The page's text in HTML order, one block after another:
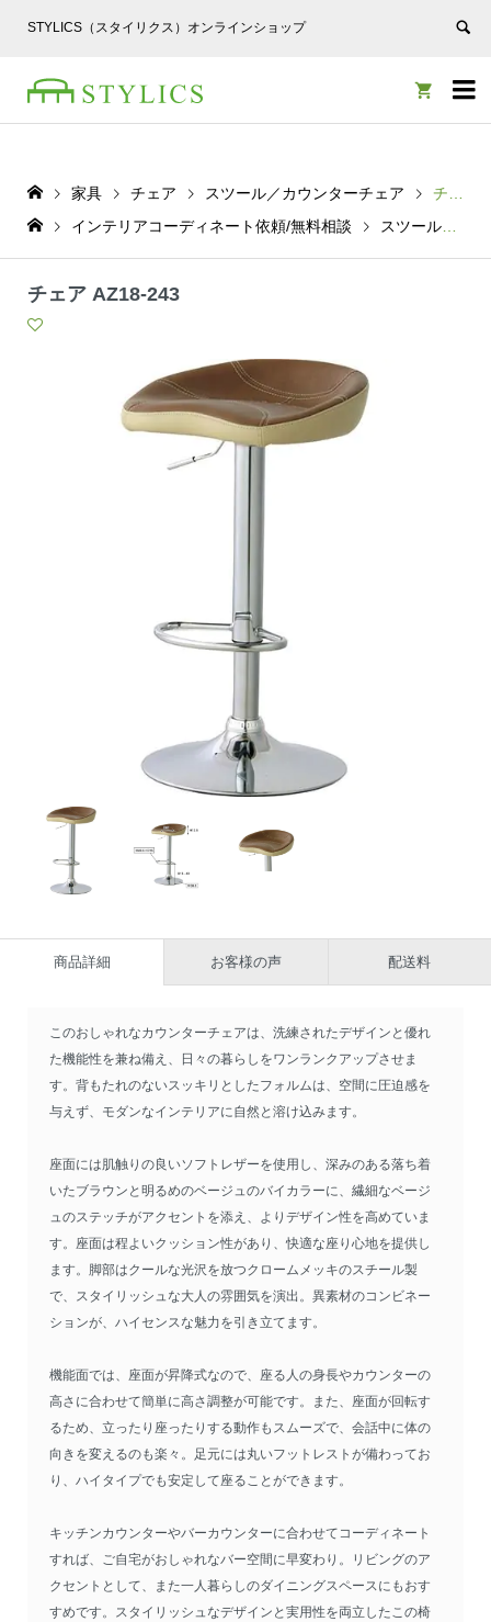
STYLICS（スタイリクス）オンラインショップ


家具 チェア スツール／カウンターチェア
チェア AZ18-243
インテリアコーディネート依頼/無料相談
スツール／カウンターチェア
チェア AZ18-243
商品詳細 お客様の声 配送料
このおしゃれなカウンターチェアは、洗練されたデザインと優れ
た機能性を兼ね備え、日々の暮らしをワンランクアップさせま
す。背もたれのないスッキリとしたフォルムは、空間に圧迫感を
与えず、モダンなインテリアに自然と溶け込みます。
座面には肌触りの良いソフトレザーを使用し、深みのある落ち着
いたブラウンと明るめのベージュのバイカラーに、繊細なベージ
ュのステッチがアクセントを添え、よりデザイン性を高めていま
す。座面は程よいクッション性があり、快適な座り心地を提供し
ます。脚部はクールな光沢を放つクロームメッキのスチール製
で、スタイリッシュな大人の雰囲気を演出。異素材のコンビネー
ションが、ハイセンスな魅力を引き立てます。
機能面では、座面が昇降式なので、座る人の身長やカウンターの
高さに合わせて簡単に高さ調整が可能です。また、座面が回転す
るため、立ったり座ったりする動作もスムーズで、会話中に体の
向きを変えるのも楽々。足元には丸いフットレストが備わってお
り、ハイタイプでも安定して座ることができます。
キッチンカウンターやバーカウンターに合わせてコーディネート
すれば、ご自宅がおしゃれなバー空間に早変わり。リビングのア
クセントとして、また一人暮らしのダイニングスペースにもおす
すめです。スタイリッシュなデザインと実用性を両立したこの椅